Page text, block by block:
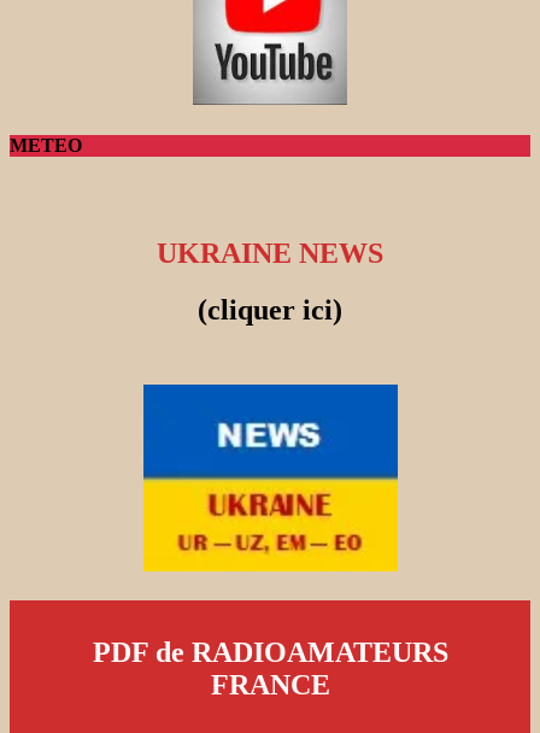
METEO
UKRAINE NEWS
(cliquer ici)
PDF de RADIOAMATEURS
FRANCE